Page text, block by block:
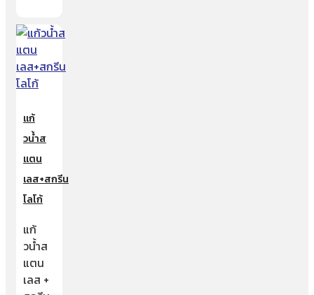
แก้
วน้ำส
แตน
เลส+สกรีน
โลโก้
แก้
วน้ำส
แตน
เลส +